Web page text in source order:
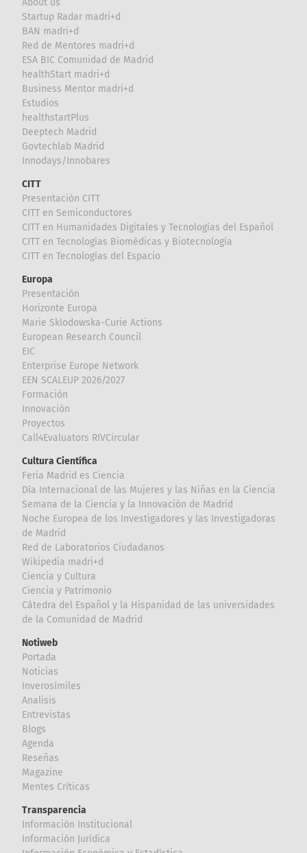
About us
Startup Radar madri+d
BAN madri+d
Red de Mentores madri+d
ESA BIC Comunidad de Madrid
healthStart madri+d
Business Mentor madri+d
Estudios
healthstartPlus
Deeptech Madrid
Govtechlab Madrid
Innodays/Innobares
CITT
Presentación CITT
CITT en Semiconductores
CITT en Humanidades Digitales y Tecnologías del Español
CITT en Tecnologías Biomédicas y Biotecnología
CITT en Tecnologías del Espacio
Europa
Presentación
Horizonte Europa
Marie Sklodowska-Curie Actions
European Research Council
EIC
Enterprise Europe Network
EEN SCALEUP 2026/2027
Formación
Innovación
Proyectos
Call4Evaluators RIVCircular
Cultura Científica
Feria Madrid es Ciencia
Día Internacional de las Mujeres y las Niñas en la Ciencia
Semana de la Ciencia y la Innovación de Madrid
Noche Europea de los Investigadores y las Investigadoras
de Madrid
Red de Laboratorios Ciudadanos
Wikipedia madri+d
Ciencia y Cultura
Ciencia y Patrimonio
Cátedra del Español y la Hispanidad de las universidades
de la Comunidad de Madrid
Notiweb
Portada
Noticias
Inverosímiles
Analisis
Entrevistas
Blogs
Agenda
Reseñas
Magazine
Mentes Críticas
Transparencia
Información Institucional
Información Jurídica